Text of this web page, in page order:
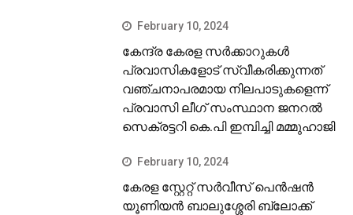
February 10, 2024
കേന്ദ്ര കേരള സര്‍ക്കാറുകള്‍
പ്രവാസികളോട് സ്വീകരിക്കുന്നത്
വഞ്ചനാപരമായ നിലപാടുകളെന്ന്
പ്രവാസി ലീഗ് സംസ്ഥാന ജനറല്‍
സെക്രട്ടറി കെ.പി ഇമ്പിച്ചി മമ്മുഹാജി
February 10, 2024
കേരള സ്റ്റേറ്റ് സര്‍വീസ് പെന്‍ഷന്‍
യൂണിയന്‍ ബാലുശ്ശേരി ബ്ലോക്ക്